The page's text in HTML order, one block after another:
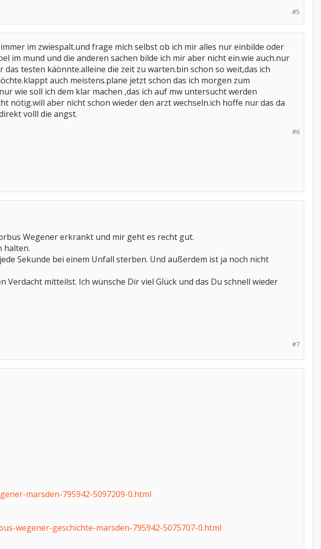
#5
im zwiespalt.und frage mich selbst ob ich mir alles nur einbilde oder
im mund und die anderen sachen bilde ich mir aber nicht ein.wie auch.nur
testen käönnte.alleine die zeit zu warten.bin schon so weit,das ich
auch meistens.plane jetzt schon das ich morgen zum
wie soll ich dem klar machen ,das ich auf mw untersucht werden
nötig.will aber nicht schon wieder den arzt wechseln.ich hoffe nur das da
volll die angst.
#6
Wegener erkrankt und mir geht es recht gut.
halten.
Sekunde bei einem Unfall sterben. Und außerdem ist ja noch nicht
Verdacht mitteilst. Ich wünsche Dir viel Glück und das Du schnell wieder
#7
marsden-795942-5097209-0.html
wegener-geschichte-marsden-795942-5075707-0.html